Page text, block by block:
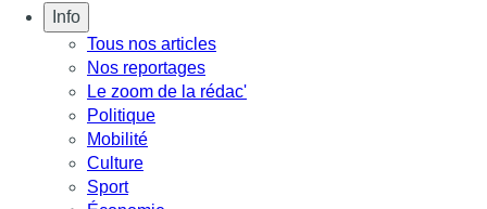
Info
Tous nos articles
Nos reportages
Le zoom de la rédac'
Politique
Mobilité
Culture
Sport